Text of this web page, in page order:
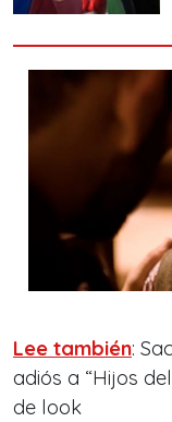
Lee también:
adiós a “Hijos
de look